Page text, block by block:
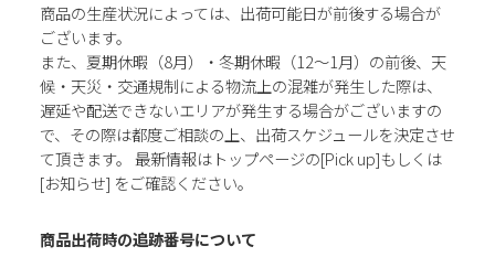
商品の生産状況によっては、出荷可能日が前後する場合が
ございます。
また、夏期休暇（8月）・冬期休暇（12～1月）の前後、天
候・天災・交通規制による物流上の混雑が発生した際は、
遅延や配送できないエリアが発生する場合がございますの
で、その際は都度ご相談の上、出荷スケジュールを決定させ
て頂きます。 最新情報はトップページの[Pick up]もしくは
[お知らせ] をご確認ください。
商品出荷時の追跡番号について